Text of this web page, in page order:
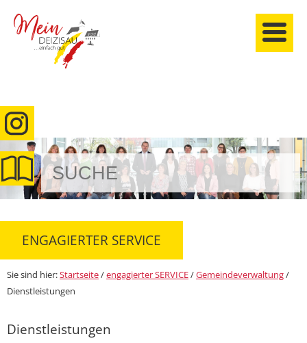
anmelden
ENGAGIERTER SERVICE
Sie sind hier:Startseite/engagierter SERVICE/Gemeindeverwaltung/
Dienstleistungen
Dienstleistungen